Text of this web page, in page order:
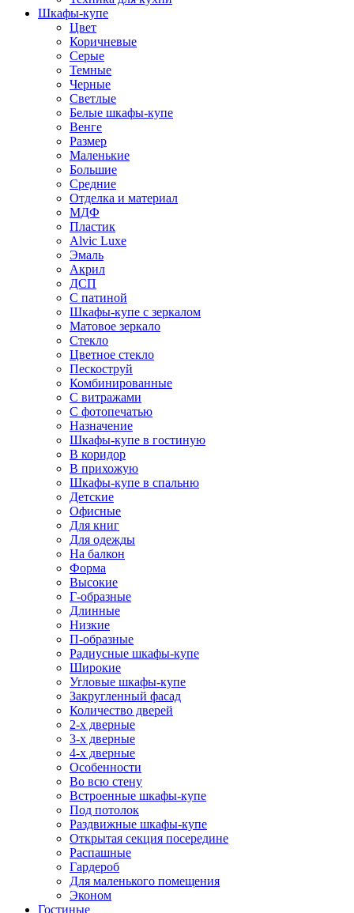
Шкафы-купе
Цвет
Коричневые
Серые
Темные
Черные
Светлые
Белые шкафы-купе
Венге
Размер
Маленькие
Большие
Средние
Отделка и материал
МДФ
Пластик
Alvic Luxe
Эмаль
Акрил
ДСП
С патиной
Шкафы-купе с зеркалом
Матовое зеркало
Стекло
Цветное стекло
Пескоструй
Комбинированные
С витражами
С фотопечатью
Назначение
Шкафы-купе в гостиную
В коридор
В прихожую
Шкафы-купе в спальню
Детские
Офисные
Для книг
Для одежды
На балкон
Форма
Высокие
Г-образные
Длинные
Низкие
П-образные
Радиусные шкафы-купе
Широкие
Угловые шкафы-купе
Закругленный фасад
Количество дверей
2-х дверные
3-х дверные
4-х дверные
Особенности
Во всю стену
Встроенные шкафы-купе
Под потолок
Раздвижные шкафы-купе
Открытая секция посередине
Распашные
Гардероб
Для маленького помещения
Эконом
Гостиные